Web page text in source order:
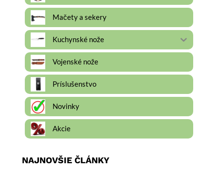
Mačety a sekery
Kuchynské nože
Vojenské nože
Príslušenstvo
Novinky
Akcie
NAJNOVŠIE ČLÁNKY